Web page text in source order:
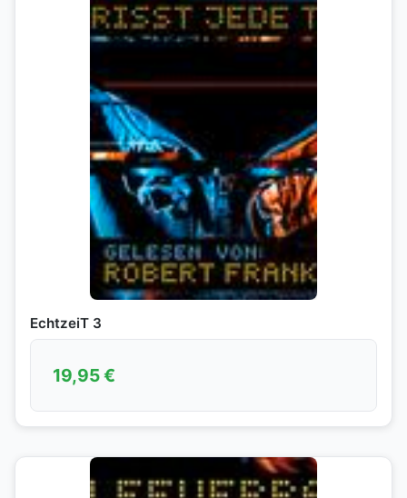
EchtzeiT 3
19,95€